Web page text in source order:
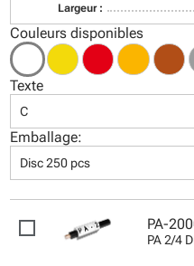
Largeur :
Couleurs disponibles
Texte
C
Emballage:
Disc 250 pcs
PA-
PA 2/4